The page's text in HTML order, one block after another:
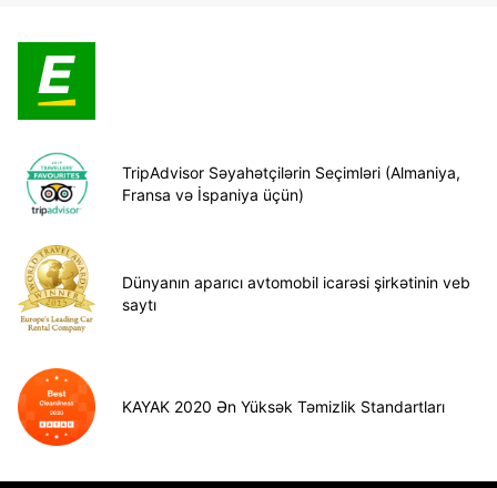
TripAdvisor Səyahətçilərin Seçimləri (Almaniya,
Fransa və İspaniya üçün)
Dünyanın aparıcı avtomobil icarəsi şirkətinin veb
saytı
KAYAK 2020 Ən Yüksək Təmizlik Standartları